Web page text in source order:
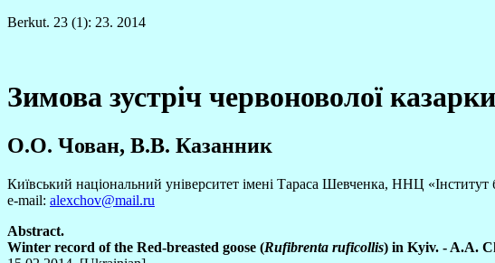
Berkut. 23 (1): 23. 2014
Зимова зустріч червоноволої
О.О. Чован, В.В. Казанник
Київський національний університет імені Тараса Шевченка, ННЦ
e-mail: alexchov@mail.ru
Abstract.
Winter record of the Red-breasted goose (Rufibrenta ruficollis) in Kyiv. - A.A.